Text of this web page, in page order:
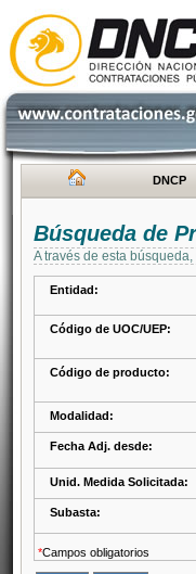
DNCP
Búsqueda de
A través de esta
Entidad:
Código de UOC/UEP:
Código de producto:
Modalidad:
Fecha Adj. desde:
Unid. Medida Solicitada:
Subasta:
*Campos obligatorios